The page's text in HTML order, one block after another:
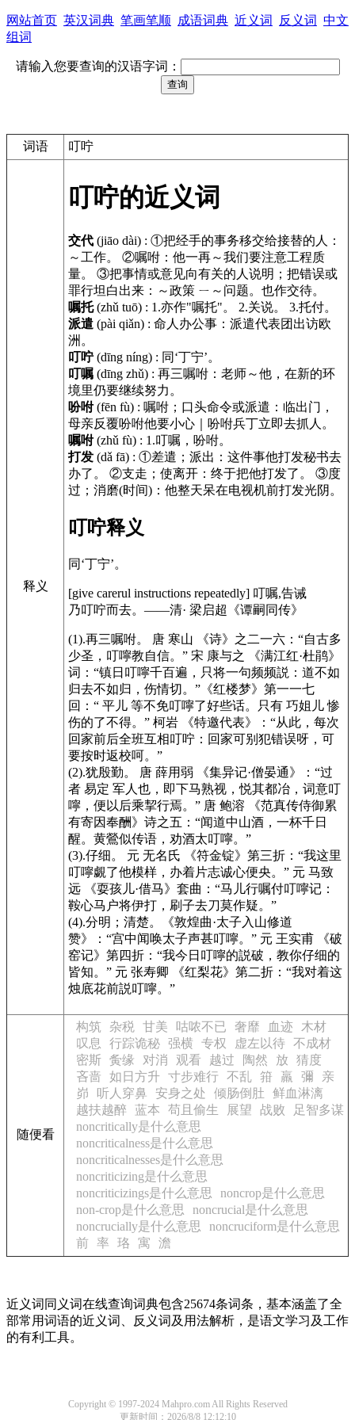
网站首页 英汉词典 笔画笔顺 成语词典 近义词 反义词 中文
组词
请输入您要查询的汉语字词：
词语 叮咛
释义
叮咛的近义词
交代 (jiāo dài) : ①把经手的事务移交给接替的人：
～工作。 ②嘱咐：他一再～我们要注意工程质
量。 ③把事情或意见向有关的人说明；把错误或
罪行坦白出来：～政策 ㄧ～问题。也作交待。
嘱托 (zhǔ tuō) : 1.亦作"嘱托"。 2.关说。 3.托付。
派遣 (pài qiǎn) : 命人办公事：派遣代表团出访欧
洲。
叮咛 (dīng níng) : 同‘丁宁’。
叮嘱 (dīng zhǔ) : 再三嘱咐：老师～他，在新的环
境里仍要继续努力。
吩咐 (fēn fù) : 嘱咐；口头命令或派遣：临出门，
母亲反覆吩咐他要小心｜吩咐兵丁立即去抓人。
嘱咐 (zhǔ fù) : 1.叮嘱，吩咐。
打发 (dǎ fā) : ①差遣；派出：这件事他打发秘书去
办了。 ②支走；使离开：终于把他打发了。 ③度
过；消磨(时间)：他整天呆在电视机前打发光阴。
叮咛释义
同‘丁宁’。
[give carerul instructions repeatedly] 叮嘱,告诫
乃叮咛而去。——清· 梁启超
《谭嗣同传》
(1).再三嘱咐。 唐 寒山 《诗》 之二一六：“自古多
少圣，叮嚀教自信。” 宋 康与之
《满江红·杜鹃》
词：“镇日叮嚀千百遍，只将一句频频説：道不如
归去不如归，伤情切。” 《红楼梦》 第一一七
回：“ 平儿 等不免叮嚀了好些话。只有 巧姐儿 惨
伤的了不得。” 柯岩
《特邀代表》
：“从此，每次
回家前后全班互相叮咛：回家可别犯错误呀，可
要按时返校呵。”
(2).犹殷勤。 唐 薛用弱
《集异记·僧晏通》
：“过
者 易定 军人也，即下马熟视，悦其都冶，词意叮
嚀，便以后乘挈行焉。” 唐 鲍溶
《范真传侍御累
有寄因奉酬》 诗之五：“闻道中山酒，一杯千日
醒。黄鶯似传语，劝酒太叮嚀。”
(3).仔细。 元 无名氏
《符金锭》 第三折：“我这里
叮嚀覷了他模样，办着片志诚心便央。” 元 马致
远
《耍孩儿·借马》 套曲：“马儿行嘱付叮嚀记：
鞍心马户将伊打，刷子去刀莫作疑。”
(4).分明；清楚。
《敦煌曲·太子入山修道
赞》
：“宫中闻唤太子声甚叮嚀。” 元 王实甫
《破
窑记》 第四折：“我今日叮嚀的説破，教你仔细的
皆知。” 元 张寿卿
《红梨花》 第二折：“我对着这
烛底花前説叮嚀。”
随便看
构筑 杂税 甘美 咕哝不已 奢靡 血迹
木材
叹息
行踪诡秘 强横 专权 虚左以待
不成材
密斯 夤缘 对消 观看 越过 陶然 放
猜度
吝啬
如日方升 寸步难行 不乱 箝 羸 彌
亲
峁
听人穿鼻 安身之处 倾肠倒肚
鲜血淋漓
越扶越醉
蓝本 苟且偷生 展望 战败
足智多谋
noncritically是什么意思
noncriticalness是什么意思
noncriticalnesses是什么意思
noncriticizing是什么意思
noncriticizings是什么意思
noncrop是什么意思
non-crop是什么意思
noncrucial是什么意思
noncrucially是什么意思
noncruciform是什么意思
前
率 珞 寓 澹
近义词同义词在线查询词典包含25674条词条，基本涵盖了全
部常用词语的近义词、反义词及用法解析，是语文学习及工作
的有利工具。
Copyright © 1997-2024 Mahpro.com All Rights Reserved
更新时间：2026/8/8 12:12:10